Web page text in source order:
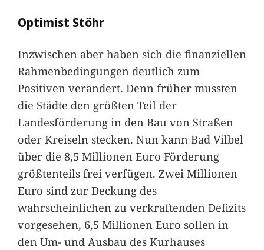
Optimist Stöhr
Inzwischen aber haben sich die finanziellen
Rahmenbedingungen deutlich zum
Positiven verändert. Denn früher mussten
die Städte den größten Teil der
Landesförderung in den Bau von Straßen
oder Kreiseln stecken. Nun kann Bad Vilbel
über die 8,5 Millionen Euro Förderung
größtenteils frei verfügen. Zwei Millionen
Euro sind zur Deckung des
wahrscheinlichen zu verkraftenden Defizits
vorgesehen, 6,5 Millionen Euro sollen in
den Um- und Ausbau des Kurhauses